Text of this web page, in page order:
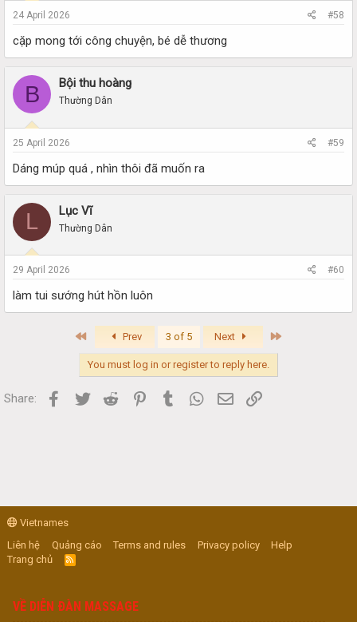
24 April 2026 #58
cặp mong tới công chuyện, bé dễ thương
B Bội thu hoàng
Thường Dân
25 April 2026 #59
Dáng múp quá , nhìn thôi đã muốn ra
L Lục Vĩ
Thường Dân
29 April 2026 #60
làm tui sướng hút hồn luôn
First Prev 3 of 5 Next
You must log in or register to reply here.
Share: Facebook
Twitter Reddit PinterestTumblr WhatsApp
Email
Vietnames
Liên hệ
Quảng cáo Terms and rules Privacy policy
Help
Trang chủ
R
S
VỀ DIỄN ĐÀN MASSAGE